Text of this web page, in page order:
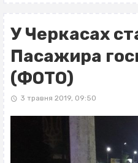
У Черкасах
Пасажира
(ФОТО)
3 травня 2019, 09:50